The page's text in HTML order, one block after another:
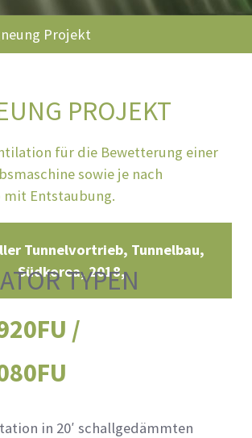
Projekt
PROJEKT
für die Bewetterung einer
sowie je nach
mit Entstaubung.
Tunnelvortrieb, Tunnelbau
Südkorea 2018
TYPEN
/
in 20′ schallgedämmten